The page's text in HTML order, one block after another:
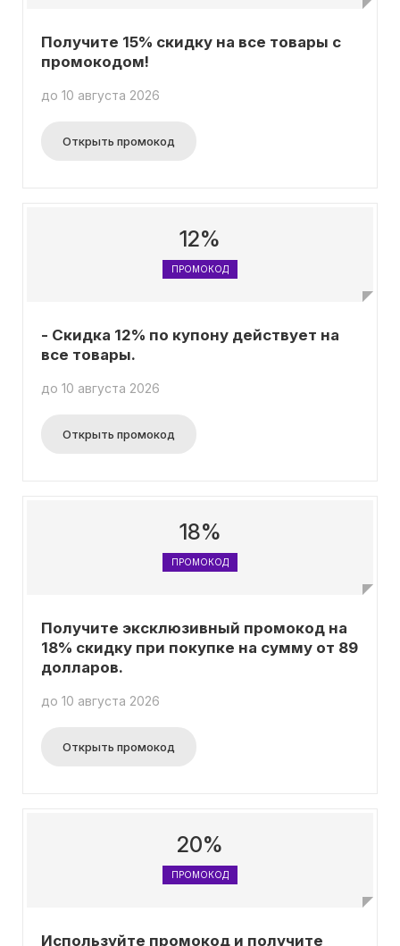
Получите 15% скидку на все товары с
промокодом!
до 10 августа 2026
Открыть промокод
12%
ПРОМОКОД
- Скидка 12% по купону действует на
все товары.
до 10 августа 2026
Открыть промокод
18%
ПРОМОКОД
Получите эксклюзивный промокод на
18% скидку при покупке на сумму от 89
долларов.
до 10 августа 2026
Открыть промокод
20%
ПРОМОКОД
Используйте промокод и получите